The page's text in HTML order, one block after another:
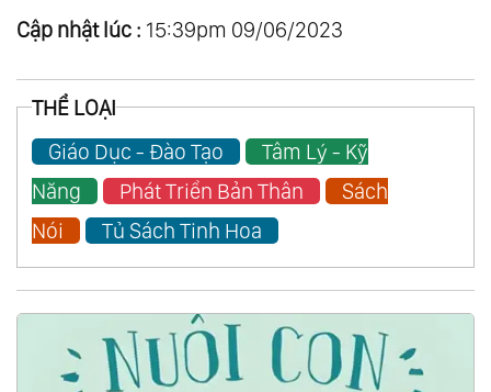
Cập nhật lúc : 15:39pm 09/06/2023
THỂ LOẠI
Giáo Dục - Đào Tạo
Tâm Lý - Kỹ
Năng
Phát Triển Bản Thân
Sách
Nói
Tủ Sách Tinh Hoa